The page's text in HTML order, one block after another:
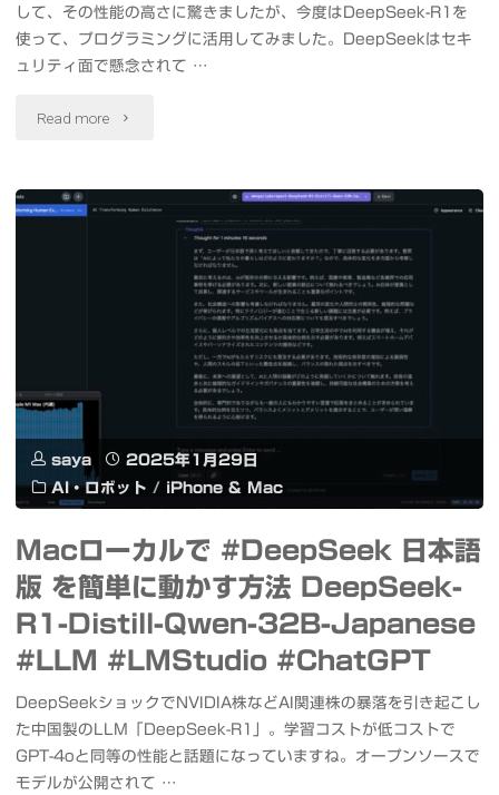
法"
M1
MacBook
Pro
し
た"
して、その性能の高さに驚きましたが、今度はDeepSeek-R1を
使って、プログラミングに活用してみました。DeepSeekはセキ
ュリティ面で懸念されて …
Read more "DeepSeek-
Code
AI
活
プ
ロ
saya
2025年1月29日
AI・ロボット / iPhone & Mac
Macローカルで #DeepSeek 日本語
版 を簡単に動かす方法 DeepSeek-
R1-Distill-Qwen-32B-Japanese
#LLM #LMStudio #ChatGPT
DeepSeekショックでNVIDIA株などAI関連株の暴落を引き起こし
た中国製のLLM「DeepSeek-R1」。学習コストが低コストで
GPT-4oと同等の性能と話題になっていますね。オープンソースで
モデルが公開されて …